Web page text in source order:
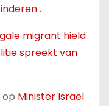
.
migrant hield
spreekt van
op Minister Israël